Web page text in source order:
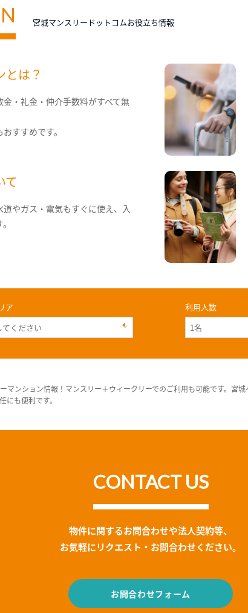
宮城マンスリードットコムお役立ち情報
とは？
・礼金・仲介手数料がすべて無
すすめです。
て
やガス・電気もすぐに使え、入
ア 利用人数
マンション情報！マンスリー＋ウィークリーでのご利用も可能です。宮
も便利です。
CONTACT US
物件に関するお問合わせや法人契約等、
お気軽にリクエスト・お問合わせください。
お問合わせフォーム